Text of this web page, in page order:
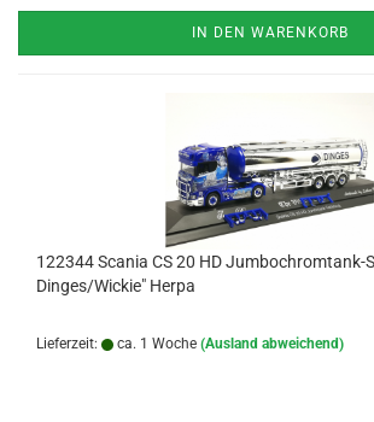
IN DEN WARENKORB
122344 Scania CS 20 HD Jumbochromtank-
Dinges/Wickie" Herpa
Lieferzeit: ca. 1 Woche (Ausland abweichend)